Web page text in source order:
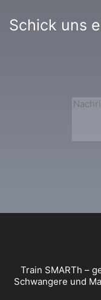
Schick uns
Train SMARTh –
Schwangere und